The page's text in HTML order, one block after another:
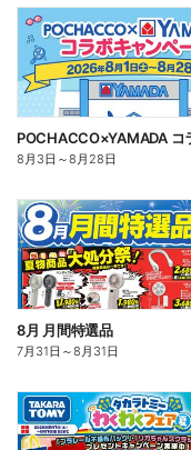
8月3日 ～8月28日
8月 月間特選品
7月31日 ～8月31日